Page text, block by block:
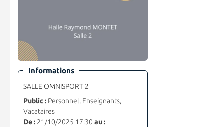
Informations
SALLE OMNISPORT 2
Public :Personnel, Enseignants,
Vacataires
De :21/10/2025 17:30 au :